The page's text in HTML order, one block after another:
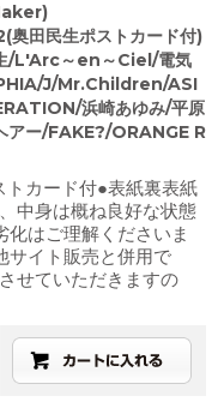
田民生ポストカード付)
/L'Arc～en～Ciel/電気
J/Mr.Children/ASI
浜崎あゆみ/平原
ー/FAKE?/ORANGE R
カード付●表紙裏表紙
中身は概ね良好な状態
はご理解くださいま
サイト販売と併用で
せていただきますの